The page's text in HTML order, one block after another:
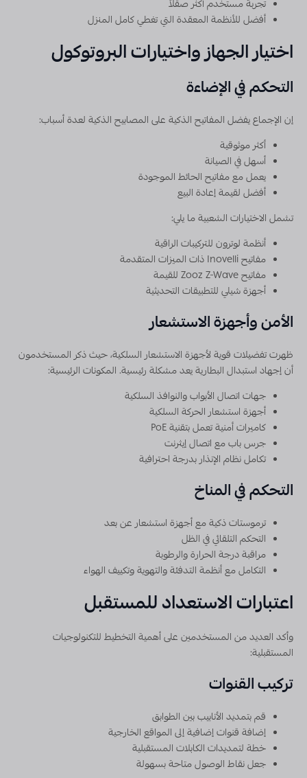
تجربة مستخدم أكثر صقلاً
أفضل للأنظمة المعقدة التي تغطي كامل المنزل
اختيار الجهاز واختيارات البروتوكول
التحكم في الإضاءة
إن الإجماع يفضل المفاتيح الذكية على المصابيح الذكية لعدة أسباب:
أكثر موثوقية
أسهل في الصيانة
يعمل مع مفاتيح الحائط الموجودة
أفضل لقيمة إعادة البيع
تشمل الاختيارات الشعبية ما يلي:
أنظمة لوترون للتركيبات الراقية
مفاتيح Inovelli ذات الميزات المتقدمة
مفاتيح Zooz Z-Wave للقيمة
أجهزة شيلي للتطبيقات التحديثية
الأمن وأجهزة الاستشعار
ظهرت تفضيلات قوية لأجهزة الاستشعار السلكية، حيث ذكر المستخدمون
أن إجهاد استبدال البطارية يعد مشكلة رئيسية. المكونات الرئيسية:
جهات اتصال الأبواب والنوافذ السلكية
أجهزة استشعار الحركة السلكية
كاميرات أمنية تعمل بتقنية PoE
جرس باب مع اتصال إيثرنت
تكامل نظام الإنذار بدرجة احترافية
التحكم في المناخ
ترموستات ذكية مع أجهزة استشعار عن بعد
التحكم التلقائي في الظل
مراقبة درجة الحرارة والرطوبة
التكامل مع أنظمة التدفئة والتهوية وتكييف الهواء
اعتبارات الاستعداد للمستقبل
وأكد العديد من المستخدمين على أهمية التخطيط للتكنولوجيات
المستقبلية:
تركيب القنوات
قم بتمديد الأنابيب بين الطوابق
إضافة قنوات إضافية إلى المواقع الخارجية
خطة لتمديدات الكابلات المستقبلية
جعل نقاط الوصول متاحة بسهولة